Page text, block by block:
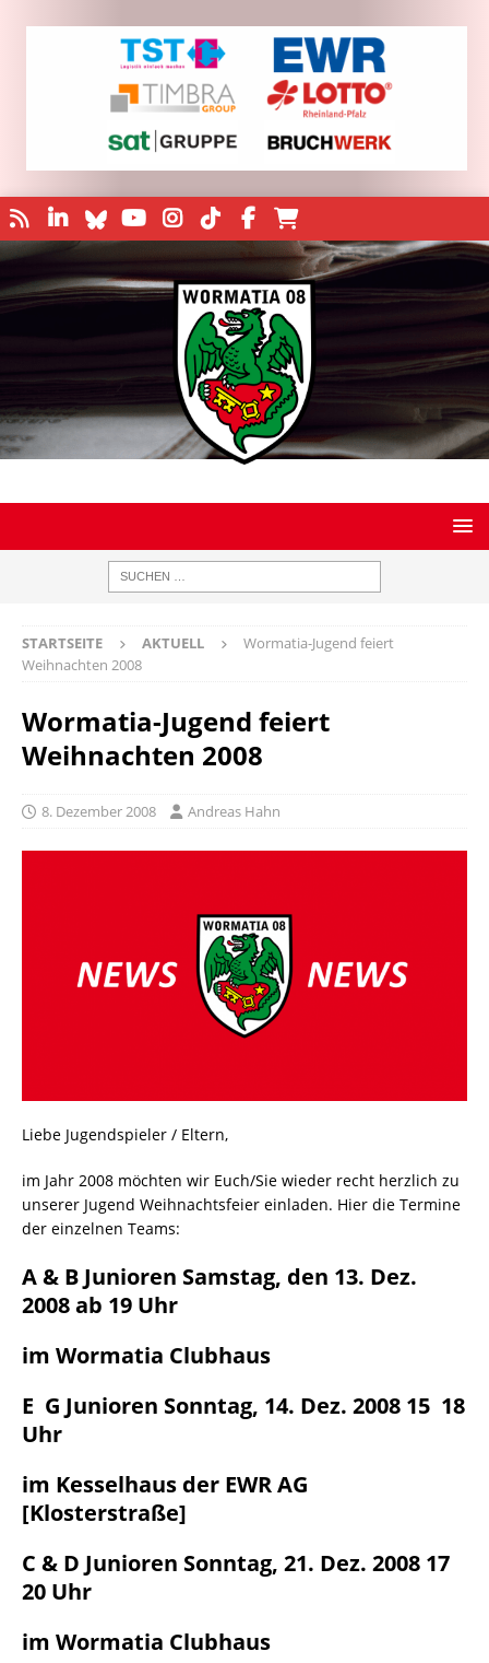
STARTSEITE AKTUELL
Wormatia-Jugend feiert
Weihnachten 2008
Wormatia-Jugend feiert
Weihnachten 2008
8. Dezember 2008 Andreas Hahn
Liebe Jugendspieler / Eltern,
im Jahr 2008 möchten wir Euch/Sie wieder recht herzlich zu
unserer Jugend Weihnachtsfeier einladen. Hier die Termine
der einzelnen Teams:
A & B Junioren Samstag, den 13. Dez.
2008 ab 19 Uhr
im Wormatia Clubhaus
E  G Junioren Sonntag, 14. Dez. 2008 15  18
Uhr
im Kesselhaus der EWR AG
[Klosterstraße]
C & D Junioren Sonntag, 21. Dez. 2008 17 
20 Uhr
im Wormatia Clubhaus